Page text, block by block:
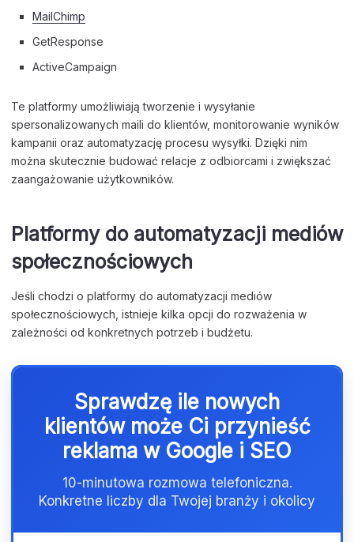
MailChimp
GetResponse
ActiveCampaign
Te platformy umożliwiają tworzenie i wysyłanie
spersonalizowanych maili do klientów, monitorowanie wyników
kampanii oraz automatyzację procesu wysyłki. Dzięki nim
można skutecznie budować relacje z odbiorcami i zwiększać
zaangażowanie użytkowników.
Platformy do automatyzacji mediów
społecznościowych
Jeśli chodzi o platformy do automatyzacji mediów
społecznościowych, istnieje kilka opcji do rozważenia w
zależności od konkretnych potrzeb i budżetu.
Sprawdzę ile nowych
klientów może Ci przynieść
reklama w Google i SEO
10-minutowa rozmowa telefoniczna.
Konkretne liczby dla Twojej branży i okolicy